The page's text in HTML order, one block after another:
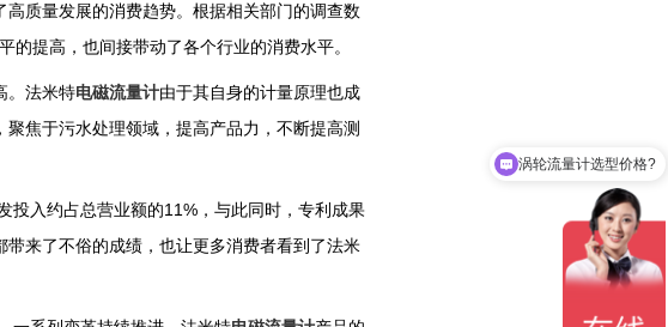
质量发展的消费趋势。根据相关部门的调查数
提高，也间接带动了各个行业的消费水平。
。法米特电磁流量计由于其自身的计量原理也成
焦于污水处理领域，提高产品力，不断提高测
投入约占总营业额的11%，与此同时，专利成果
来了不俗的成绩，也让更多消费者看到了法米
涡轮流量计选型价格?